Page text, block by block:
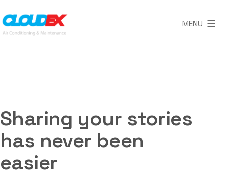
to
MENU
Sharing your stories
has never been
easier